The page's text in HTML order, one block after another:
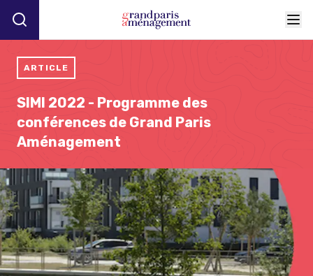
ARTICLE
SIMI 2022 - Programme des
conférences de Grand Paris
Aménagement